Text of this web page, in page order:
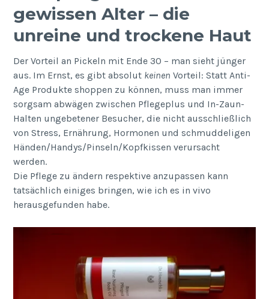
gewissen Alter – die
unreine und trockene Haut
Der Vorteil an Pickeln mit Ende 30 – man sieht jünger
aus. Im Ernst, es gibt absolut keinen Vorteil: Statt Anti-
Age Produkte shoppen zu können, muss man immer
sorgsam abwägen zwischen Pflegeplus und In-Zaun-
Halten ungebetener Besucher, die nicht ausschließlich
von Stress, Ernährung, Hormonen und schmuddeligen
Händen/Handys/Pinseln/Kopfkissen verursacht
werden.
Die Pflege zu ändern respektive anzupassen kann
tatsächlich einiges bringen, wie ich es in vivo
herausgefunden habe.